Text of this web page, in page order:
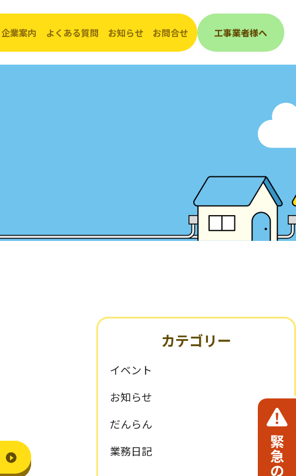
企業案内 よくある質問 お知らせ お問合せ 工事業者様へ
カテゴリー
イベント
お知らせ
だんらん
業務日記